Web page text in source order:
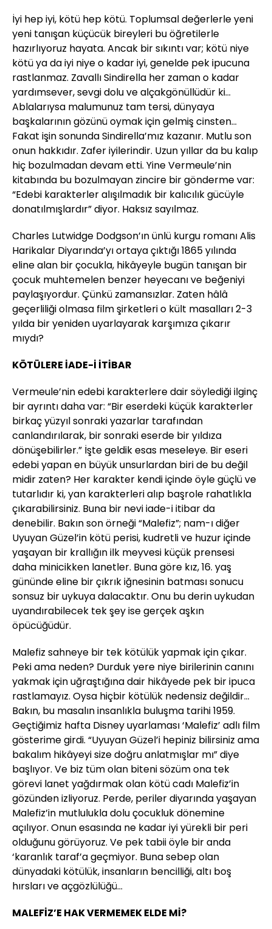
İyi hep iyi, kötü hep kötü. Toplumsal değerlerle yeni
yeni tanışan küçücük bireyleri bu öğretilerle
hazırlıyoruz hayata. Ancak bir sıkıntı var; kötü niye
kötü ya da iyi niye o kadar iyi, genelde pek ipucuna
rastlanmaz. Zavallı Sindirella her zaman o kadar
yardımsever, sevgi dolu ve alçakgönüllüdür ki...
Ablalarıysa malumunuz tam tersi, dünyaya
başkalarının gözünü oymak için gelmiş cinsten...
Fakat işin sonunda Sindirella’mız kazanır. Mutlu son
onun hakkıdır. Zafer iyilerindir. Uzun yıllar da bu kalıp
hiç bozulmadan devam etti. Yine Vermeule’nin
kitabında bu bozulmayan zincire bir gönderme var:
“Edebi karakterler alışılmadık bir kalıcılık gücüyle
donatılmışlardır” diyor. Haksız sayılmaz.
Charles Lutwidge Dodgson’ın ünlü kurgu romanı Alis
Harikalar Diyarında’yı ortaya çıktığı 1865 yılında
eline alan bir çocukla, hikâyeyle bugün tanışan bir
çocuk muhtemelen benzer heyecanı ve beğeniyi
paylaşıyordur. Çünkü zamansızlar. Zaten hâlâ
geçerliliği olmasa film şirketleri o kült masalları 2-3
yılda bir yeniden uyarlayarak karşımıza çıkarır
mıydı?
KÖTÜLERE İADE-İ İTİBAR
Vermeule’nin edebi karakterlere dair söylediği ilginç
bir ayrıntı daha var: “Bir eserdeki küçük karakterler
birkaç yüzyıl sonraki yazarlar tarafından
canlandırılarak, bir sonraki eserde bir yıldıza
dönüşebilirler.” İşte geldik esas meseleye. Bir eseri
edebi yapan en büyük unsurlardan biri de bu değil
midir zaten? Her karakter kendi içinde öyle güçlü ve
tutarlıdır ki, yan karakterleri alıp başrole rahatlıkla
çıkarabilirsiniz. Buna bir nevi iade-i itibar da
denebilir. Bakın son örneği “Malefiz”; nam-ı diğer
Uyuyan Güzel’in kötü perisi, kudretli ve huzur içinde
yaşayan bir krallığın ilk meyvesi küçük prensesi
daha minicikken lanetler. Buna göre kız, 16. yaş
gününde eline bir çıkrık iğnesinin batması sonucu
sonsuz bir uykuya dalacaktır. Onu bu derin uykudan
uyandırabilecek tek şey ise gerçek aşkın
öpücüğüdür.
Malefiz sahneye bir tek kötülük yapmak için çıkar.
Peki ama neden? Durduk yere niye birilerinin canını
yakmak için uğraştığına dair hikâyede pek bir ipuca
rastlamayız. Oysa hiçbir kötülük nedensiz değildir...
Bakın, bu masalın insanlıkla buluşma tarihi 1959.
Geçtiğimiz hafta Disney uyarlaması ‘Malefiz’ adlı film
gösterime girdi. “Uyuyan Güzel’i hepiniz bilirsiniz ama
bakalım hikâyeyi size doğru anlatmışlar mı” diye
başlıyor. Ve biz tüm olan biteni sözüm ona tek
görevi lanet yağdırmak olan kötü cadı Malefiz’in
gözünden izliyoruz. Perde, periler diyarında yaşayan
Malefiz’in mutlulukla dolu çocukluk dönemine
açılıyor. Onun esasında ne kadar iyi yürekli bir peri
olduğunu görüyoruz. Ve pek tabii öyle bir anda
‘karanlık taraf’a geçmiyor. Buna sebep olan
dünyadaki kötülük, insanların bencilliği, altı boş
hırsları ve açgözlülüğü...
MALEFİZ’E HAK VERMEMEK ELDE Mİ?